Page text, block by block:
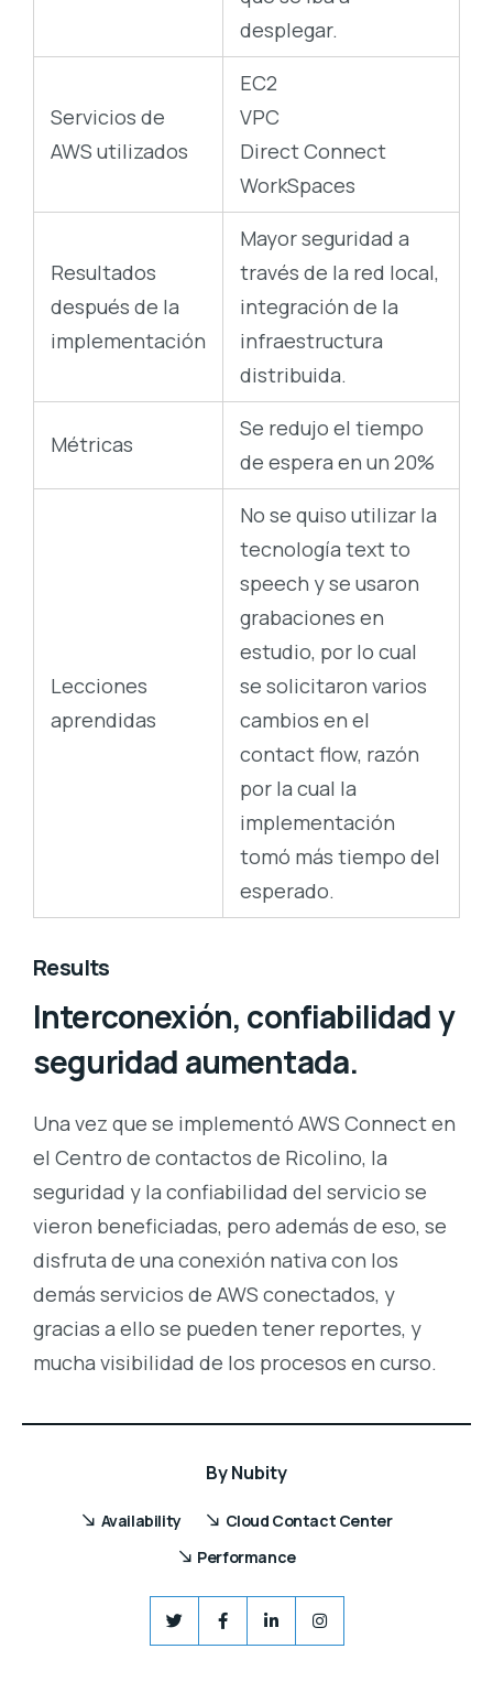
desplegar.
Servicios de
AWS utilizados
EC2
VPC
Direct Connect
WorkSpaces
Resultados
después de la
implementación
Mayor seguridad a
través de la red local,
integración de la
infraestructura
distribuida.
Métricas
Se redujo el tiempo
de espera en un 20%
Lecciones
aprendidas
No se quiso utilizar la
tecnología text to
speech y se usaron
grabaciones en
estudio, por lo cual
se solicitaron varios
cambios en el
contact flow, razón
por la cual la
implementación
tomó más tiempo del
esperado.
Results
Interconexión, confiabilidad y
seguridad aumentada.
Una vez que se implementó AWS Connect en
el Centro de contactos de Ricolino, la
seguridad y la confiabilidad del servicio se
vieron beneficiadas, pero además de eso, se
disfruta de una conexión nativa con los
demás servicios de AWS conectados, y
gracias a ello se pueden tener reportes, y
mucha visibilidad de los procesos en curso.
ByNubity
Availability
Cloud Contact Center
Performance